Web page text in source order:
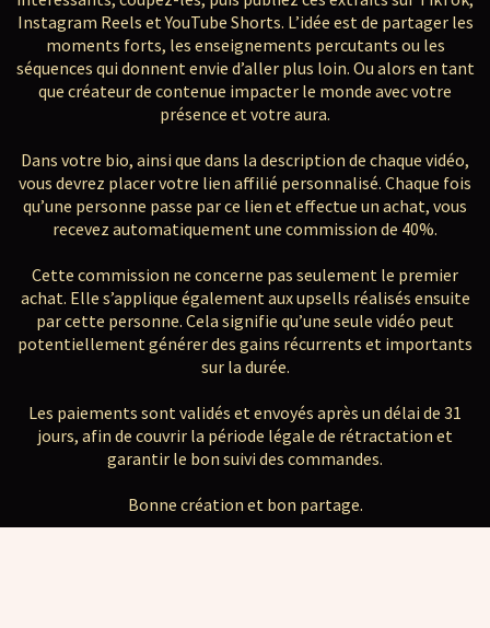
Instagram Reels et YouTube Shorts. L’idée est de partager les
moments forts, les enseignements percutants ou les
séquences qui donnent envie d’aller plus loin. Ou alors en tant
que créateur de contenue impacter le monde avec votre
présence et votre aura.
Dans votre bio, ainsi que dans la description de chaque vidéo,
vous devrez placer votre lien affilié personnalisé. Chaque fois
qu’une personne passe par ce lien et effectue un achat, vous
recevez automatiquement une commission de 40%.
Cette commission ne concerne pas seulement le premier
achat. Elle s’applique également aux upsells réalisés ensuite
par cette personne. Cela signifie qu’une seule vidéo peut
potentiellement générer des gains récurrents et importants
sur la durée.
Les paiements sont validés et envoyés après un délai de 31
jours, afin de couvrir la période légale de rétractation et
garantir le bon suivi des commandes.
Bonne création et bon partage.